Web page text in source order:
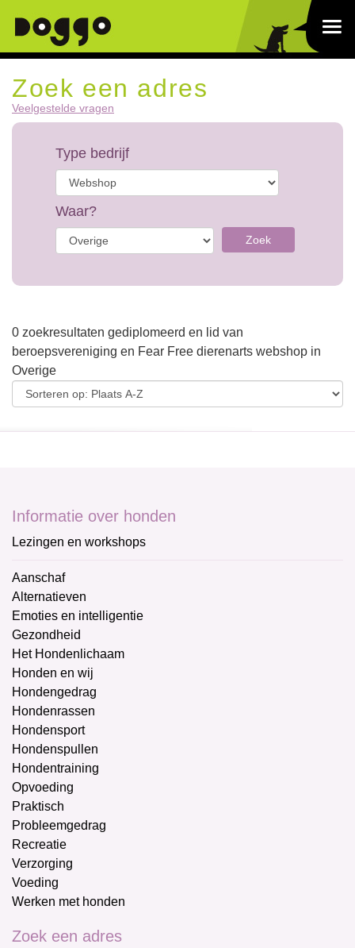
Zoek een adres
Veelgestelde vragen
Type bedrijf
Waar?
Zoek
0 zoekresultaten gediplomeerd en lid van
beroepsvereniging en Fear Free dierenarts webshop in
Overige
Informatie over honden
Lezingen en workshops
Aanschaf
Alternatieven
Emoties en intelligentie
Gezondheid
Het Hondenlichaam
Honden en wij
Hondengedrag
Hondenrassen
Hondensport
Hondenspullen
Hondentraining
Opvoeding
Praktisch
Probleemgedrag
Recreatie
Verzorging
Voeding
Werken met honden
Zoek een adres